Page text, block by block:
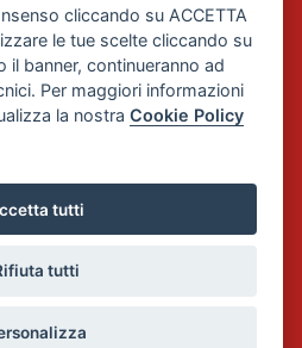
cliccando su ACCETTA
le tue scelte cliccando su
il banner, continueranno ad
Per maggiori informazioni
la nostraCookie Policy
tutti
tutti